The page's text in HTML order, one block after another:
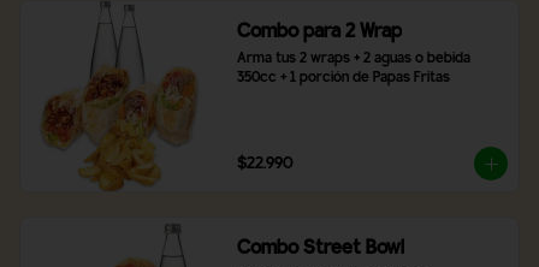
Combo para 2 Wrap
Arma tus 2 wraps + 2 aguas o bebida
350cc + 1 porción de Papas Fritas
$22.990
Combo Street Bowl